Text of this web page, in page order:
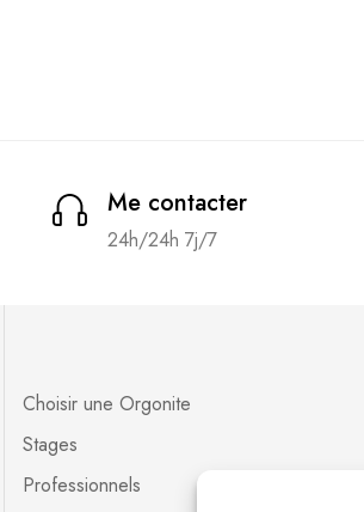
Me contacter
24h/24h 7j/7
Choisir une Orgonite
Stages
Professionnels